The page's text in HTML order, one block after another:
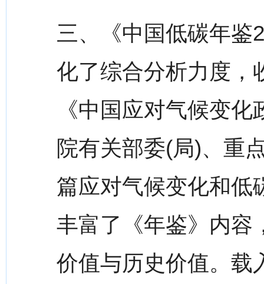
三、《中国低碳年鉴
化了综合分析力度，
《中国应对气候变
院有关部委(局)、重
篇应对气候变化和低
丰富了《年鉴》内容
价值与历史价值。载